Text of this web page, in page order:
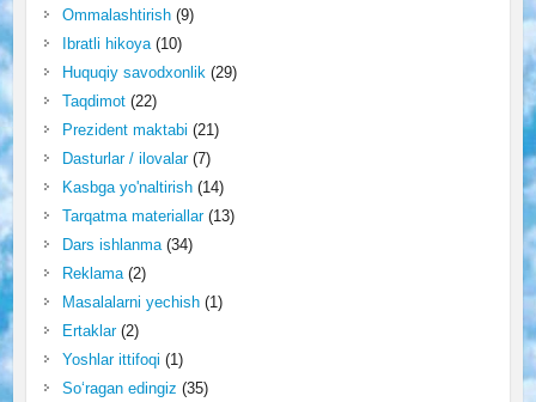
Ommalashtirish(9)
Ibratli hikoya(10)
Huquqiy savodxonlik(29)
Taqdimot(22)
Prezident maktabi (21)
Dasturlar / ilovalar(7)
Kasbga yo'naltirish(14)
Tarqatma materiallar(13)
Dars ishlanma(34)
Reklama(2)
Masalalarni yechish(1)
Ertaklar(2)
Yoshlar ittifoqi (1)
So‘ragan edingiz (35)